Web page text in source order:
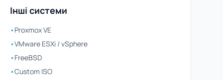
Інші системи
•Proxmox VE
•VMware ESXi / vSphere
•FreeBSD
•Custom ISO